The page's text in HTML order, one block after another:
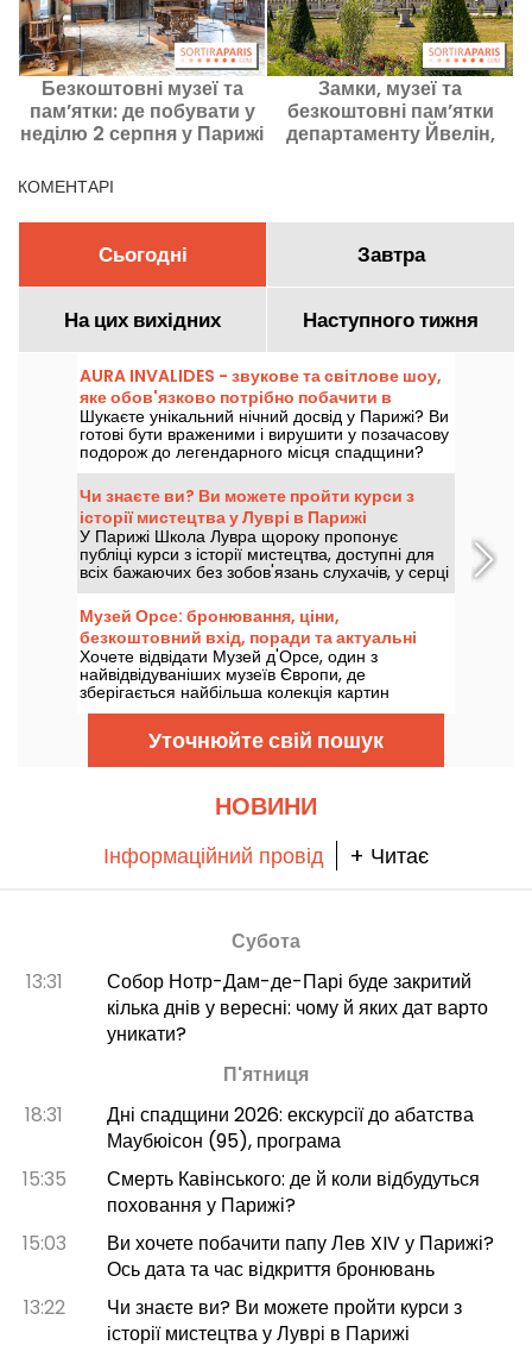
Безкоштовні музеї та
пам’ятки: де побувати у
неділю 2 серпня у Парижі
Замки, музеї та
безкоштовні пам’ятки
департаменту Йвелін,
КОМЕНТАРІ
Сьогодні Завтра
На цих вихідних Наступного тижня
AURA INVALIDES - звукове та світлове шоу,
яке обов'язково потрібно побачити в
Парижі
Шукаєте унікальний нічний досвід у Парижі? Ви
готові бути враженими і вирушити у позачасову
подорож до легендарного місця спадщини?
Приходьте та відкрийте для себе AURA
INVALIDES - звукове та світлове шоу в
легендарному Домі Інвалідів з настанням ночі.
Це феєричне дійство в самому серці Дому, яке
сподобається як молодим, так і старим.
Чи знаєте ви? Ви можете пройти курси з
історії мистецтва у Луврі в Парижі
У Парижі Школа Лувра щороку пропонує
публіці курси з історії мистецтва, доступні для
всіх бажаючих без зобов'язань слухачів, у серці
палацу Лувр, з вересня по червень. Також
музей час від часу проводить безкоштовні
лекції. Щоб стати справжнім експертом з історії
мистецтва!
Музей Орсе: бронювання, ціни,
безкоштовний вхід, поради та актуальні
виставки
Хочете відвідати Музей д'Орсе, один з
найвідвідуваніших музеїв Європи, де
зберігається найбільша колекція картин
імпресіоністів у світі? У нас є всі необхідні
поради та підказки, роботи, які варто відкрити
для себе, виставки, які проходять зараз, а
також ціни та безкоштовний вхід, який ви
найкращих умовах.
Уточнюйте свій пошук
НОВИНИ
Інформаційний провід + Читає
Субота
13:31
Собор Нотр-Дам-де-Парі буде закритий
кілька днів у вересні: чому й яких дат варто
уникати?
П'ятниця
18:31
Дні спадщини 2026: екскурсії до абатства
Маубюісон (95), програма
15:35
Смерть Кавінського: де й коли відбудуться
поховання у Парижі?
15:03
Ви хочете побачити папу Лев XIV у Парижі?
Ось дата та час відкриття бронювань
13:22
Чи знаєте ви? Ви можете пройти курси з
історії мистецтва у Луврі в Парижі